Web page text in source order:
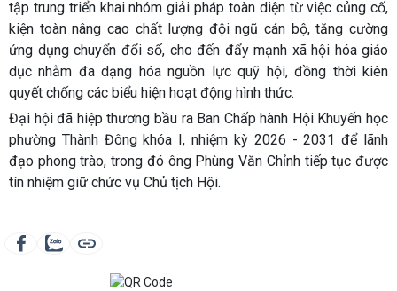
tập trung triển khai nhóm giải pháp toàn diện từ việc củng cố,
kiện toàn nâng cao chất lượng đội ngũ cán bộ, tăng cường
ứng dụng chuyển đổi số, cho đến đẩy mạnh xã hội hóa giáo
dục nhằm đa dạng hóa nguồn lực quỹ hội, đồng thời kiên
quyết chống các biểu hiện hoạt động hình thức.
Đại hội đã hiệp thương bầu ra Ban Chấp hành Hội Khuyến học
phường Thành Đông khóa I, nhiệm kỳ 2026 - 2031 để lãnh
đạo phong trào, trong đó ông Phùng Văn Chỉnh tiếp tục được
tín nhiệm giữ chức vụ Chủ tịch Hội.